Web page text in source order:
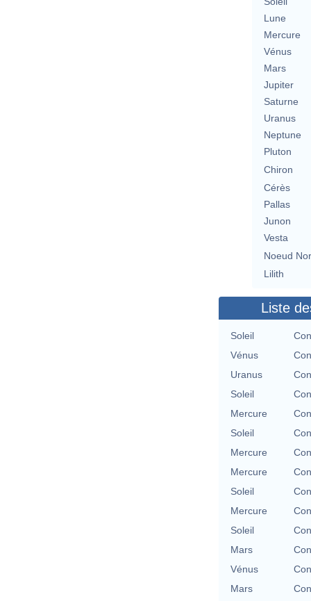
Lune
Mercure
Vénus
Mars
Jupiter
Saturne
Uranus
Neptune
Pluton
Chiron
Cérès
Pallas
Junon
Vesta
Noeud
Lilith
Liste
Soleil
Vénus
Uranus
Soleil
Mercure
Soleil
Mercure
Mercure
Soleil
Mercure
Soleil
Mars
Vénus
Mars